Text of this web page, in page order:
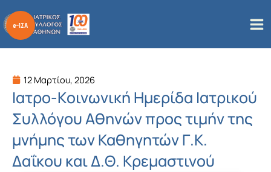
στο
περιεχόμενο
12 Μαρτίου, 2026
Ιατρο-Kοινωνική Ημερίδα Ιατρικού
Συλλόγου Αθηνών προς τιμήν της
μνήμης των Καθηγητών Γ.Κ.
Δαΐκου και Δ.Θ. Κρεμαστινού